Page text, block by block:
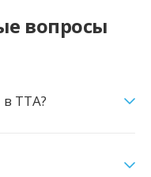
вопросы
TTA?